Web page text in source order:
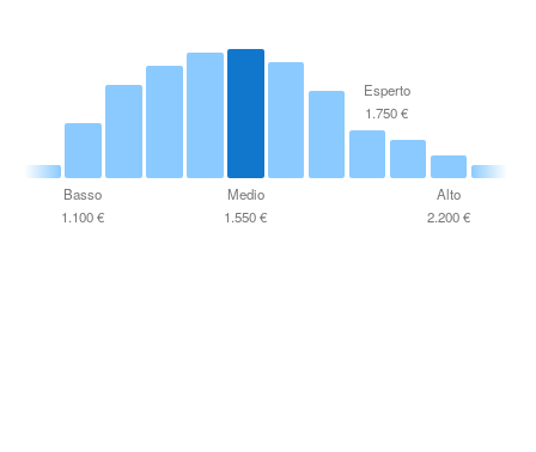
Basso
1.100 €
Medio
1.550 €
Esperto
1.750 €
Alto
2.200 €